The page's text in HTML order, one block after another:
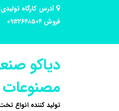
فروش ۰۹۱۲۲۶۴۸۵۰۴
دیاکو
تولید کننده انواع